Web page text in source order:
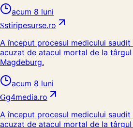
acum 8 luni
Sstiripesurse.ro
A început procesul medicului
acuzat de atacul mortal de la
Magdeburg.
acum 8 luni
Gg4media.ro
A început procesul medicului
acuzat de atacul mortal de la